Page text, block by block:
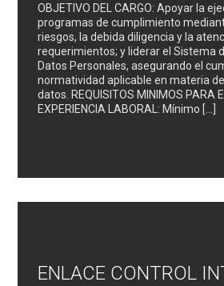
OBJETIVO DEL CARGO: Apoyar la
programas de cumplimiento
riesgos, la debida diligencia y la
requerimientos; y liderar el Sistema
Datos Personales, asegurando el
normatividad aplicable en materia
datos. REQUISITOS MINIMOS PARA
EXPERIENCIA LABORAL: Mínimo […]
ENLACE CONTROL